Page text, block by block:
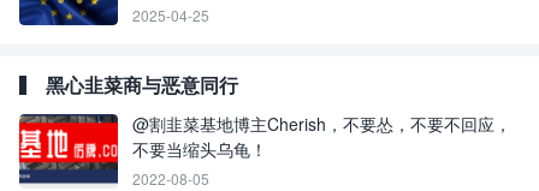
2025-04-25
黑心韭菜商与恶意同行
@割韭菜基地博主Cherish，不要怂，不要不回应，
不要当缩头乌龟！
2022-08-05